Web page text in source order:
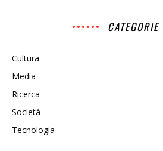
CATEGORIE
Cultura
Media
Ricerca
Società
Tecnologia